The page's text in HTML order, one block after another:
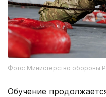
Фото: Министерство обороны
Обучение